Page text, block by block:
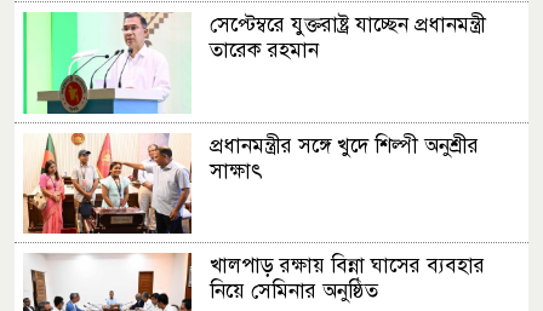
সেপ্টেম্বরে যুক্তরাষ্ট্র যাচ্ছেন প্রধানমন্ত্রী
তারেক রহমান
প্রধানমন্ত্রীর সঙ্গে খুদে শিল্পী অনুশ্রীর
সাক্ষাৎ
খালপাড় রক্ষায় বিন্না ঘাসের ব্যবহার
নিয়ে সেমিনার অনুষ্ঠিত